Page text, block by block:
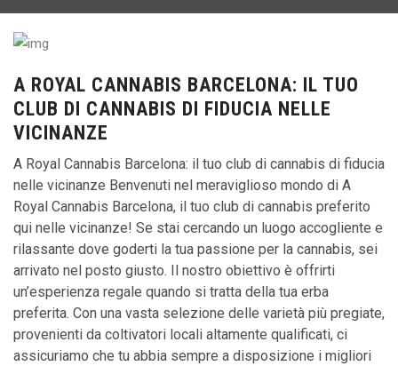
A ROYAL CANNABIS BARCELONA: IL TUO
CLUB DI CANNABIS DI FIDUCIA NELLE
VICINANZE
A Royal Cannabis Barcelona: il tuo club di cannabis di fiducia
nelle vicinanze Benvenuti nel meraviglioso mondo di A
Royal Cannabis Barcelona, il tuo club di cannabis preferito
qui nelle vicinanze! Se stai cercando un luogo accogliente e
rilassante dove goderti la tua passione per la cannabis, sei
arrivato nel posto giusto. Il nostro obiettivo è offrirti
un’esperienza regale quando si tratta della tua erba
preferita. Con una vasta selezione delle varietà più pregiate,
provenienti da coltivatori locali altamente qualificati, ci
assicuriamo che tu abbia sempre a disposizione i migliori